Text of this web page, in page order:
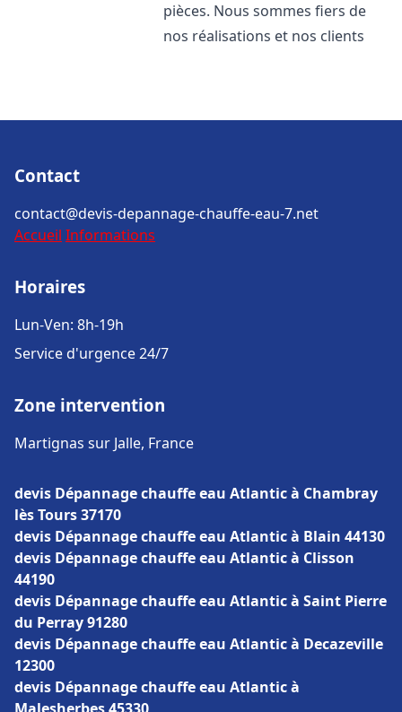
pièces. Nous sommes fiers de
nos réalisations et nos clients
Contact
contact@devis-depannage-chauffe-eau-7.net
Accueil Informations
Horaires
Lun-Ven: 8h-19h
Service d'urgence 24/7
Zone intervention
Martignas sur Jalle, France
devis Dépannage chauffe eau Atlantic à Chambray
lès Tours 37170
devis Dépannage chauffe eau Atlantic à Blain 44130
devis Dépannage chauffe eau Atlantic à Clisson
44190
devis Dépannage chauffe eau Atlantic à Saint Pierre
du Perray 91280
devis Dépannage chauffe eau Atlantic à Decazeville
12300
devis Dépannage chauffe eau Atlantic à